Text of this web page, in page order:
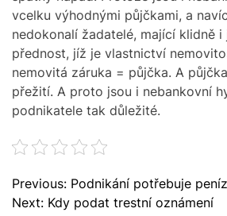
vcelku výhodnými půjčkami, a
nedokonalí žadatelé, mající klidně i
přednost, jíž je vlastnictví
nemovitá záruka = půjčka. A
přežití. A proto jsou i nebankovní
podnikatele tak důležité.
N
a
Previous: Podnikání potřebuje
Next: Kdy podat trestní oznámení